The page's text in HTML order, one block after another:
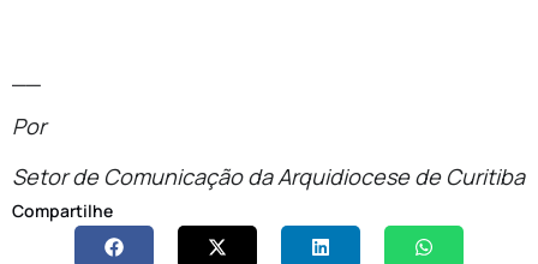
Por
Setor de Comunicação da Arquidiocese de Curitiba
Compartilhe